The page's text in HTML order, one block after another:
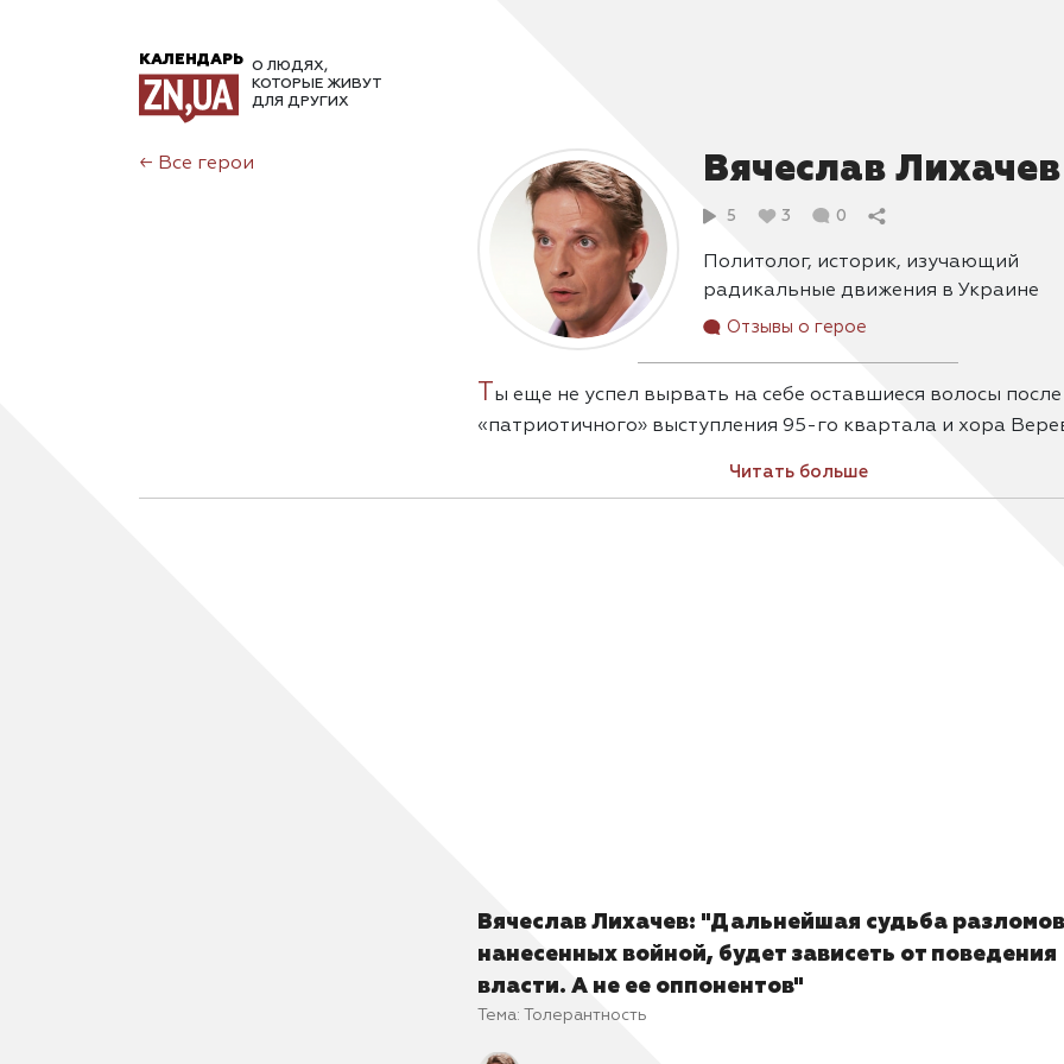
КАЛЕНДАРЬ О ЛЮДЯХ,
КОТОРЫЕ ЖИВУТ
ДЛЯ ДРУГИХ
← Все герои Вячеслав Лихачев
5 3 0
Политолог, историк, изучающий
радикальные движения в Украине
Отзывы о герое
ы еще не успел вырвать на себе оставшиеся волосы после
«патриотичного» выступления 95-го квартала и хора
рассуждающие в прямом эфире об опасных свойствах
Читать больше
Вячеслав Лихачев: "Дальнейшая судьба
нанесенных войной, будет зависеть от поведения
власти. А не ее оппонентов"
Тема: Толерантность